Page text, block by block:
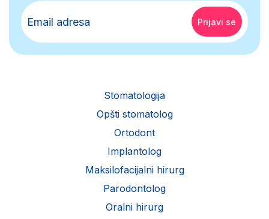
Stomatologija
Opšti stomatolog
Ortodont
Implantolog
Maksilofacijalni hirurg
Parodontolog
Oralni hirurg